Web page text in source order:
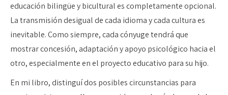
educación bilingüe y bicultural es completamente opcional.
La transmisión desigual de cada idioma y cada cultura es
inevitable. Como siempre, cada cónyuge tendrá que
mostrar concesión, adaptación y apoyo psicológico hacia el
otro, especialmente en el proyecto educativo para su hijo.
En mi libro, distinguí dos posibles circunstancias para